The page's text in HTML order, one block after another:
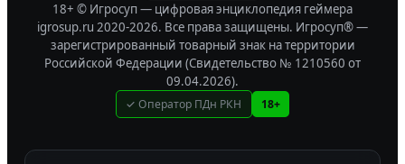
18+ © Игросуп — цифровая энциклопедия геймера
igrosup.ru 2020-2026. Все права защищены. Игросуп® —
зарегистрированный товарный знак на территории
Российской Федерации (Свидетельство № 1210560 от
09.04.2026).
✓ Оператор ПДн РКН 18+